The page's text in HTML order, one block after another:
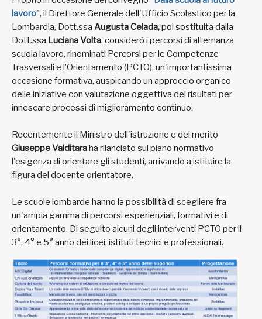
lavoro", il Direttore Generale dell'Ufficio Scolastico per la
Lombardia, Dott.ssa Augusta Celada,poi sostituita dalla
Dott.ssa Luciana Volta, considerò i percorsi di alternanza
scuola lavoro, rinominati Percorsi per le Competenze
Trasversali e l’Orientamento (PCTO), un'importantissima
occasione formativa, auspicando un approccio organico
delle iniziative con valutazione oggettiva dei risultati per
innescare processi di miglioramento continuo.
Recentemente il Ministro dell'istruzione e del merito
Giuseppe Valditaraha rilanciato sul piano normativo
l'esigenza di orientare gli studenti, arrivando a istituire la
figura del docente orientatore.
Le scuole lombarde hanno la possibilità di scegliere fra
un'ampia gamma di percorsi esperienziali, formativi e di
orientamento. Di seguito alcuni degli interventi PCTO per il
3°, 4° e 5° anno dei licei, istituti tecnici e professionali.